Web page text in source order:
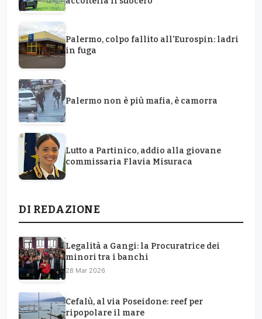
Palermo, colpo fallito all’Eurospin: ladri
in fuga
Palermo non è più mafia, è camorra
Lutto a Partinico, addio alla giovane
commissaria Flavia Misuraca
DI REDAZIONE
Legalità a Gangi: la Procuratrice dei
minori tra i banchi
28 Mar 2026
Cefalù, al via Poseidone: reef per
ripopolare il mare